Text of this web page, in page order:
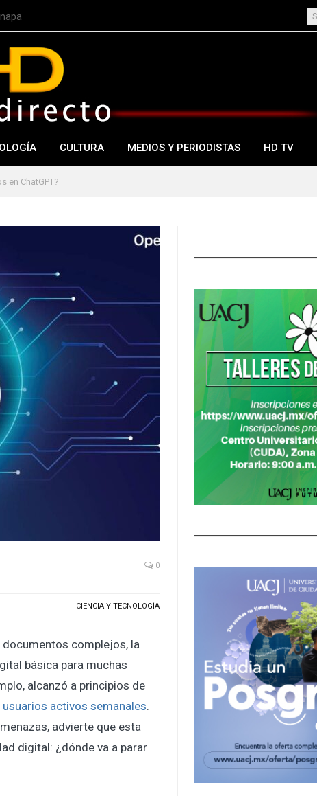
CULTURA MEDIOS Y PERIODISTAS HD TV
en ChatGPT?
0
CIENCIA Y TECNOLOGÍA
complejos, la
básica para muchas
alcanzó a principios de
activos semanales.
advierte que esta
digital: ¿dónde va a parar